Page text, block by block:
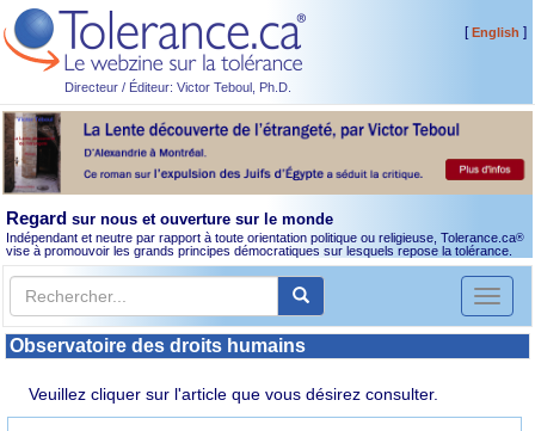
Directeur / Éditeur: Victor Teboul, Ph.D.
[English ]
Regard sur nous et ouverture sur le monde
Indépendant et neutre par rapport à toute orientation politique ou religieuse, Tolerance.ca®
vise à promouvoir les grands principes démocratiques sur lesquels repose la tolérance.
Toggle
Observatoire des droits humains
Veuillez cliquer sur l'article que vous désirez consulter.